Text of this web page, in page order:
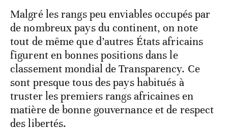
Malgré les rangs peu enviables occupés par
de nombreux pays du continent, on note
tout de même que d’autres États africains
figurent en bonnes positions dans le
classement mondial de Transparency. Ce
sont presque tous des pays habitués à
truster les premiers rangs africaines en
matière de bonne gouvernance et de respect
des libertés.